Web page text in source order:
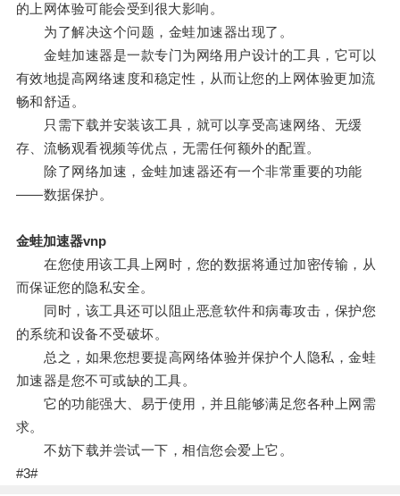
的上网体验可能会受到很大影响。
为了解决这个问题，金蛙加速器出现了。
金蛙加速器是一款专门为网络用户设计的工具，它可以
有效地提高网络速度和稳定性，从而让您的上网体验更加流
畅和舒适。
只需下载并安装该工具，就可以享受高速网络、无缓
存、流畅观看视频等优点，无需任何额外的配置。
除了网络加速，金蛙加速器还有一个非常重要的功能
——数据保护。
金蛙加速器vnp
在您使用该工具上网时，您的数据将通过加密传输，从
而保证您的隐私安全。
同时，该工具还可以阻止恶意软件和病毒攻击，保护您
的系统和设备不受破坏。
总之，如果您想要提高网络体验并保护个人隐私，金蛙
加速器是您不可或缺的工具。
它的功能强大、易于使用，并且能够满足您各种上网需
求。
不妨下载并尝试一下，相信您会爱上它。
#3#